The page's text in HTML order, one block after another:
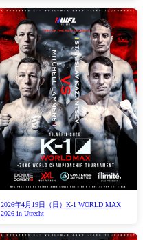
2026年4月19日（日）K-1 WORLD MAX
2026 in Utrecht